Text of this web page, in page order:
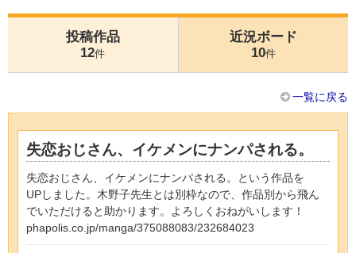
投稿作品
12件
近況ボード
10件
一覧に戻る
失恋おじさん、イケメンにナンパされる。
失恋おじさん、イケメンにナンパされる。という作品を
UPしました。木野子先生とは別枠なので、作品別から飛ん
でいただけると助かります。よろしくおねがいします！
phapolis.co.jp/manga/375088083/232684023